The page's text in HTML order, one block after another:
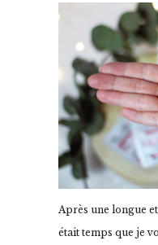
Après une longue
était temps que je